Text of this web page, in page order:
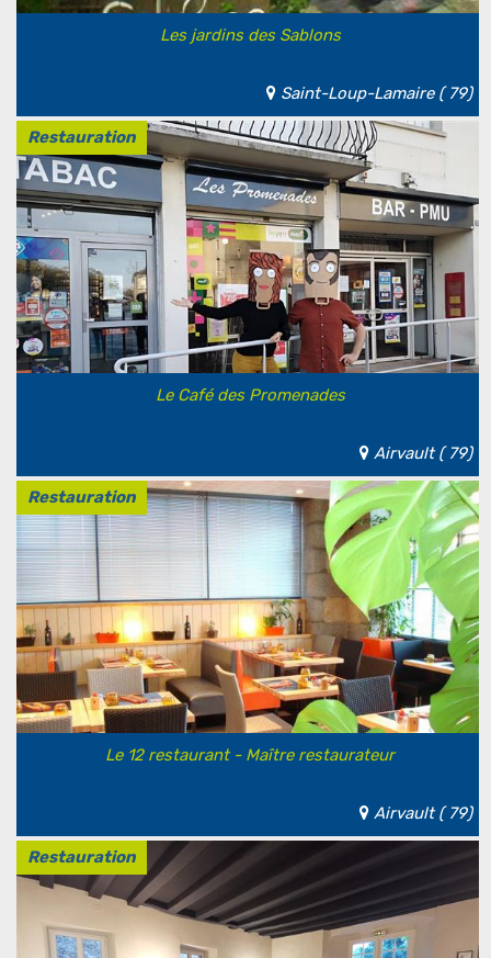
Les jardins des Sablons
Saint-Loup-Lamaire ( 79)
Restauration
Le Café des Promenades
Airvault ( 79)
Restauration
Le 12 restaurant - Maître restaurateur
Airvault ( 79)
Restauration